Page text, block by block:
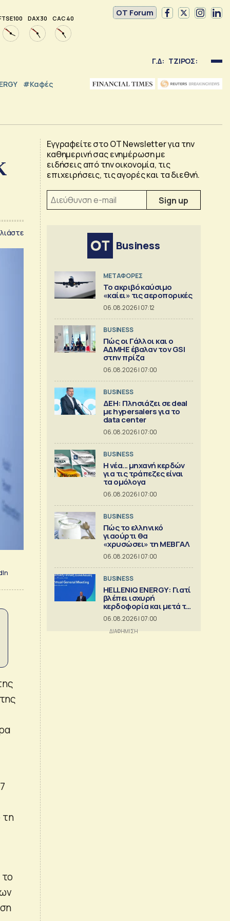
100 DAX 30 CAC 40
OT Forum
Γ.Δ: ΤΖΙΡΟΣ:
#καφές
τη
το
Εγγραφείτε στο OT Newsletter για την
καθημερινή σας ενημέρωση με
ειδήσεις από την οικονομία, τις
επιχειρήσεις, τις αγορές και τα διεθνή.
Business
ΜΕΤΑΦΟΡΕΣ
Το ακριβό καύσιμο
«καίει» τις αεροπορικές
06.08.2026 | 07:12
BUSINESS
Πώς οι Γάλλοι και ο
ΑΔΜΗΕ έβαλαν τον GSI
στην πρίζα
06.08.2026 | 07:00
BUSINESS
ΔΕΗ: Πλησιάζει σε deal
με hypersalers για το
data center
06.08.2026 | 07:00
BUSINESS
Η νέα... μηχανή κερδών
για τις τράπεζες είναι
τα ομόλογα
06.08.2026 | 07:00
BUSINESS
Πώς το ελληνικό
γιαούρτι θα
«χρυσώσει» τη ΜΕΒΓΑΛ
06.08.2026 | 07:00
BUSINESS
HELLENiQ ENERGY: Γιατί
βλέπει ισχυρή
κερδοφορία και μετά το
2026
06.08.2026 | 07:00